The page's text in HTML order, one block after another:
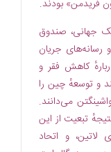
فریدمن» بودند.
جهانی، صندوق
و رسانه‌های جریان
کاهش فقر و
رجز می‏‌خوانند و توسعهٔ چین را
می‌‏دانند.
تبعیت از این
لاتین، و اتحاد